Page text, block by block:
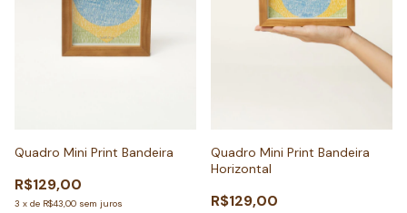
Quadro Mini Print Bandeira
R$129,00
3 x de R$43,00 sem juros
Quadro Mini Print Bandeira
Horizontal
R$129,00